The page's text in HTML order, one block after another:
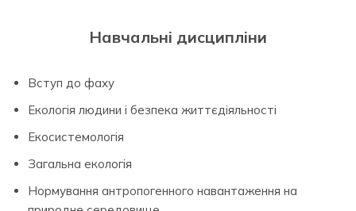
Навчальні дисципліни
Вступ до фаху
Екологія людини і безпека життєдіяльності
Екосистемологія
Загальна екологія
Нормування антропогенного навантаження на